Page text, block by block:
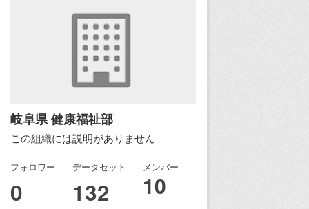
岐阜県 健康福祉部
この組織には説明がありません
フォロワー
0
データセット
132
メンバー
10